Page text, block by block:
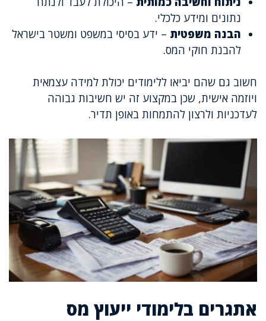
נתונים ומידע כלכלי.
הבנה משפטית – ידע בסיסי במשפט ומשטר בישראל
להבנת חוקי המס.
חשוב גם שהם יביאו ללימודים יכולת למידה עצמאית
ויוזמה אישית, שכן במקצוע זה יש חשיבות גבוהה
לעדכניות ולרצון להתמחות באופן תדיר.
אתגרים בלימודי ייעוץ מס